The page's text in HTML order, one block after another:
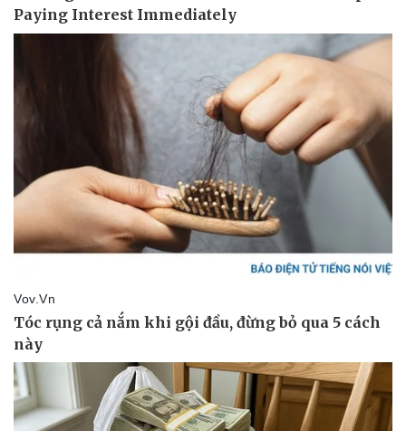
Tư vấn luật
Quân sự - Quốc phòng
Phân tích